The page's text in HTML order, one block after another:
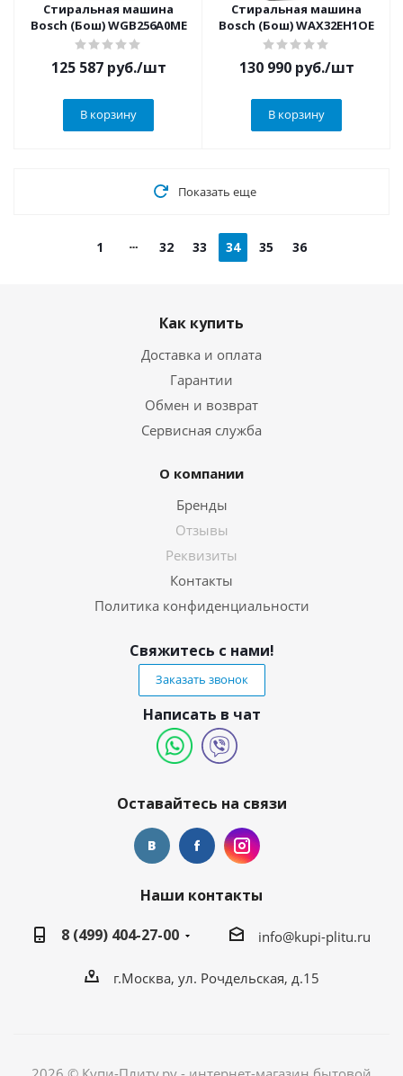
Стиральная машина
Bosch (Бош) WGB256A0ME
125 587руб./шт
В корзину
Стиральная машина
Bosch (Бош) WAX32EH1OE
130 990руб./шт
В корзину
Показать еще
1 32 33 34 35 36
Как купить
Доставка и оплата
Гарантии
Обмен и возврат
Сервисная служба
О компании
Бренды
Отзывы
Реквизиты
Контакты
Политика конфиденциальности
Свяжитесь с нами!
Заказать звонок
Написать в чат
Оставайтесь на связи
Наши контакты
8 (499) 404-27-00
info@kupi-plitu.ru
г.Москва, ул. Рочдельская, д.15